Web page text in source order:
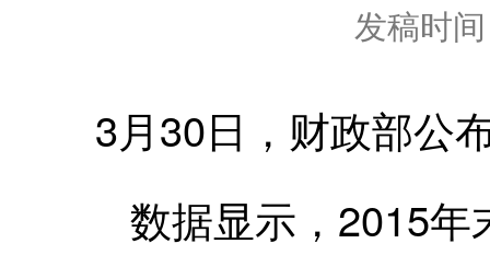
发稿时
3月30日，财政部公
数据显示，2015年